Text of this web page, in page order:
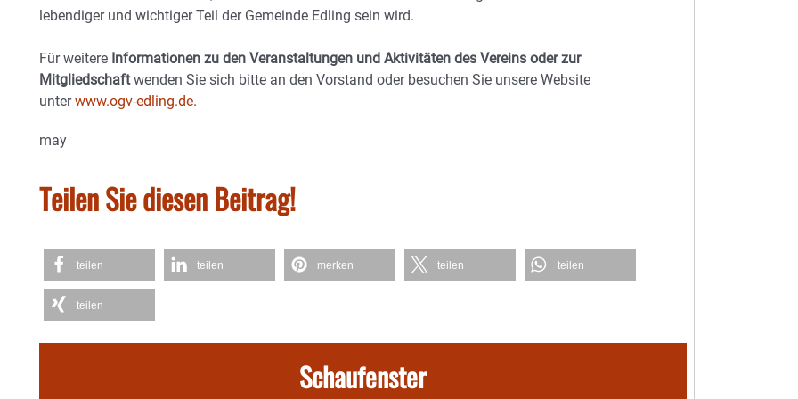
lebendiger und wichtiger Teil der Gemeinde Edling sein wird.
Für weitere Informationen zu den Veranstaltungen und Aktivitäten des Vereins oder zur
Mitgliedschaftwenden Sie sich bitte an den Vorstand oder besuchen Sie unsere Website
unterwww.ogv-edling.de.
may
Teilen Sie diesen Beitrag!
teilen teilen merken teilen teilen
teilen
Schaufenster